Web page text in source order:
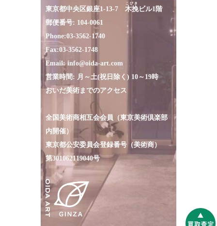
東京都中央区銀座1-13-7 木挽
こびき
ビル1階
郵便番号: 104-0061
Phone:03-3562-1740
Fax:03-3562-1748
Email:info@oida-art.com
営業時間: 月～土(祝日除く) 10～19時
おいだ美術までのアクセス
全国美術商相互会会員（東京美術倶楽部
内開催）
東京都公安委員会登録番号（美術商）
第301062119040号